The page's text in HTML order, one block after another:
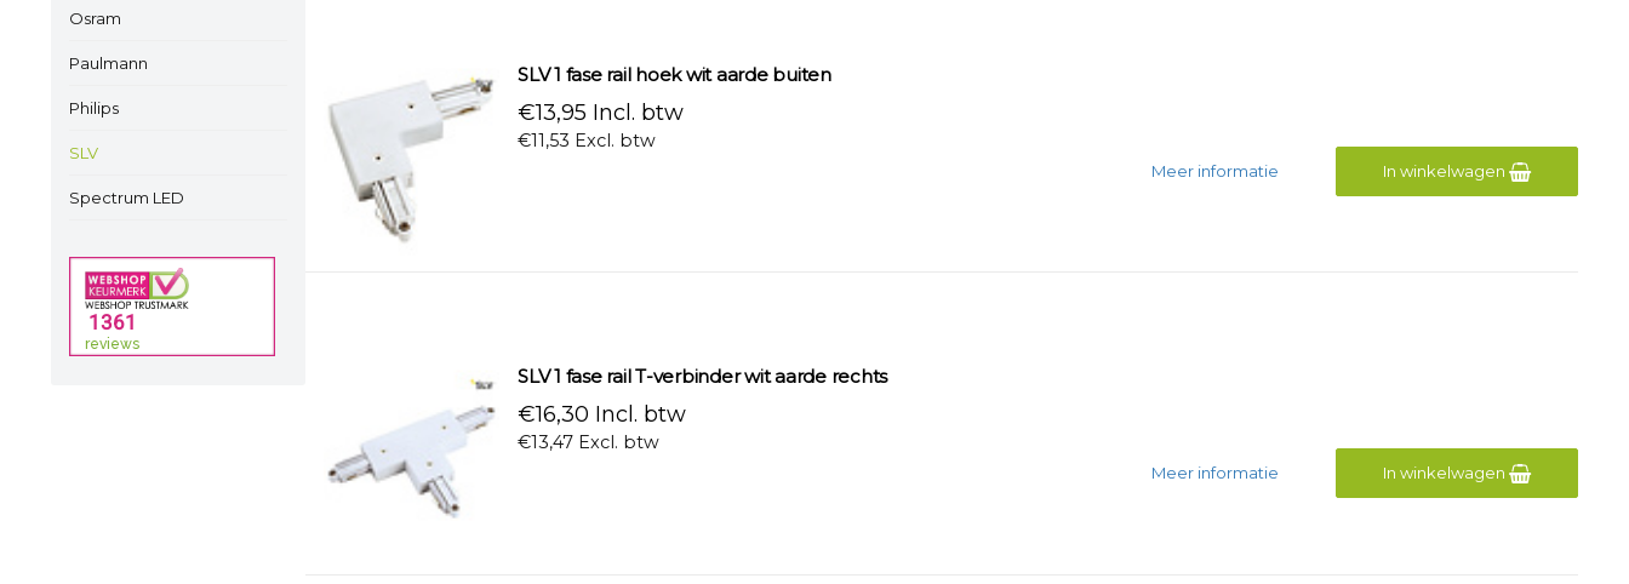
Osram
Paulmann
Philips
SLV
Spectrum LED
SLV 1 fase rail hoek wit aarde buiten
€13,95 Incl. btw
€11,53 Excl. btw
In winkelwagen
Meer informatie
SLV 1 fase rail T-verbinder wit aarde rechts
€16,30 Incl. btw
€13,47 Excl. btw
In winkelwagen
Meer informatie